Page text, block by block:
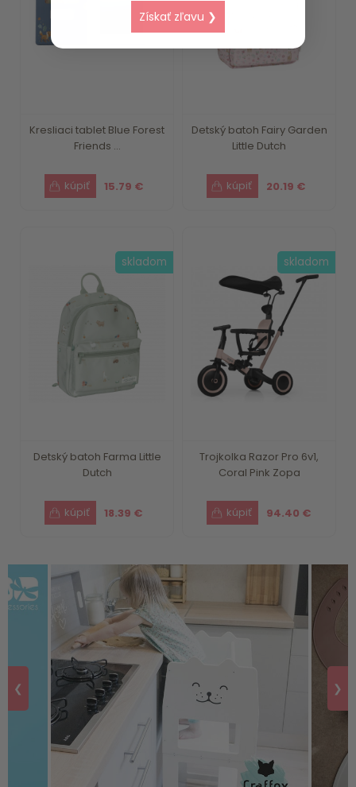
Kresliaci tablet Blue Forest
Friends ...
15.79 €
Detský batoh Fairy Garden
Little Dutch
20.19 €
Detský batoh Farma Little
Dutch
18.39 €
skladom
Trojkolka Razor Pro 6v1,
Coral Pink Zopa
94.40 €
skladom
❮ ❯
Získať zľavu ❯